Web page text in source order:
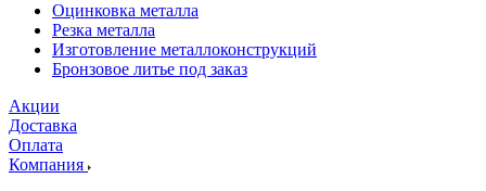
Оцинковка металла
Резка металла
Изготовление металлоконструкций
Бронзовое литье под заказ
Акции
Доставка
Оплата
Компания